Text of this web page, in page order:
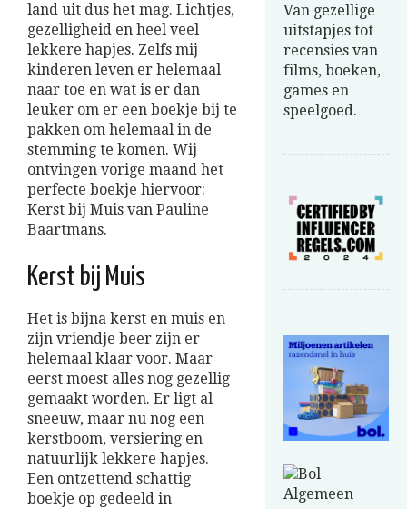
land uit dus het mag. Lichtjes,
gezelligheid en heel veel
lekkere hapjes. Zelfs mij
kinderen leven er helemaal
naar toe en wat is er dan
leuker om er een boekje bij te
pakken om helemaal in de
stemming te komen. Wij
ontvingen vorige maand het
perfecte boekje hiervoor:
Kerst bij Muis van Pauline
Baartmans.
Kerst bij Muis
Het is bijna kerst en muis en
zijn vriendje beer zijn er
helemaal klaar voor. Maar
eerst moest alles nog gezellig
gemaakt worden. Er ligt al
sneeuw, maar nu nog een
kerstboom, versiering en
natuurlijk lekkere hapjes.
Een ontzettend schattig
boekje op gedeeld in
Van gezellige
uitstapjes tot
recensies van
films, boeken,
games en
speelgoed.